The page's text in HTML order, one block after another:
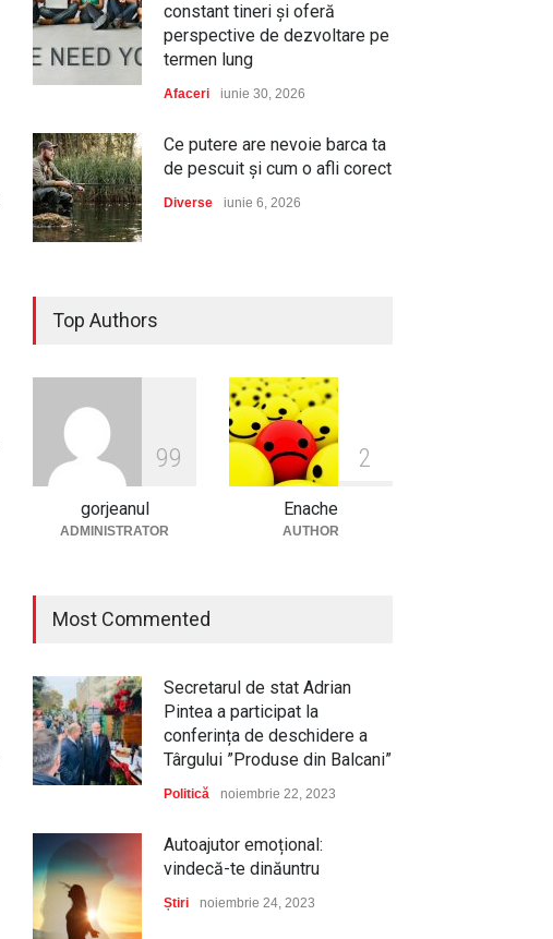
constant tineri și oferă
perspective de dezvoltare pe
termen lung
Afaceri iunie 30, 2026
Ce putere are nevoie barca ta
de pescuit și cum o afli corect
Diverse iunie 6, 2026
Cum să-ți protejezi culturile
de legume cu serele de la
Micul Fermier?
decembrie 29, 2025
Top Authors
99
gorjeanul
ADMINISTRATOR
2
Enache
AUTHOR
Most Commented
Secretarul de stat Adrian
Pintea a participat la
conferința de deschidere a
Târgului ”Produse din Balcani”
Politică noiembrie 22, 2023
Autoajutor emoțional:
vindecă-te dinăuntru
Știri noiembrie 24, 2023